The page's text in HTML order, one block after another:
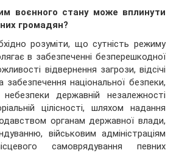
воєнного стану може вплинути
громадян?
розуміти, що сутність режиму
в забезпеченні безперешкодної
відвернення загрози, відсічі
забезпечення національної безпеки,
державній незалежності
цілісності, шляхом надання
органам державної влади,
військовим адміністраціям
самоврядування певних